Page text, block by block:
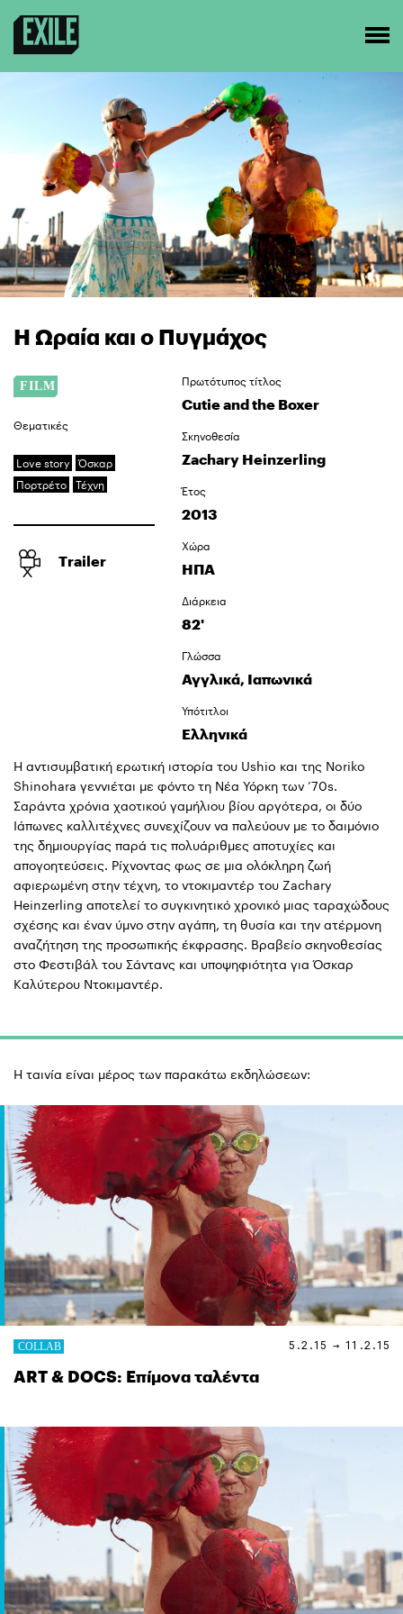
Η Ωραία και ο Πυγμάχος
Θεματικές
Love story
Όσκαρ
Πορτρέτο
Τέχνη
Trailer
Πρωτότυπος τίτλος
Cutie and the Boxer
Σκηνοθεσία
Zachary Heinzerling
Έτος
2013
Χώρα
ΗΠΑ
Διάρκεια
82'
Γλώσσα
Αγγλικά, Ιαπωνικά
Υπότιτλοι
Ελληνικά
Η αντισυμβατική ερωτική ιστορία του Ushio και της Noriko
Shinohara γεννιέται με φόντο τη Νέα Υόρκη των ’70s.
Σαράντα χρόνια χαοτικού γαμήλιου βίου αργότερα, οι δύο
Ιάπωνες καλλιτέχνες συνεχίζουν να παλεύουν με το δαιμόνιο
της δημιουργίας παρά τις πολυάριθμες αποτυχίες και
απογοητεύσεις. Ρίχνοντας φως σε μια ολόκληρη ζωή
αφιερωμένη στην τέχνη, το ντοκιμαντέρ του Zachary
Heinzerling αποτελεί το συγκινητικό χρονικό μιας ταραχώδους
σχέσης και έναν ύμνο στην αγάπη, τη θυσία και την ατέρμονη
αναζήτηση της προσωπικής έκφρασης. Βραβείο σκηνοθεσίας
στο Φεστιβάλ του Σάντανς και υποψηφιότητα για Όσκαρ
Καλύτερου Ντοκιμαντέρ.
Η ταινία είναι μέρος των παρακάτω εκδηλώσεων:
5.2.15 → 11.2.15
ART & DOCS: Επίμονα ταλέντα